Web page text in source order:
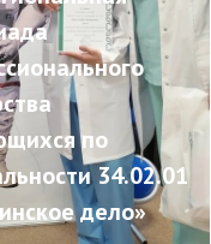
по
34.02.01
дело»